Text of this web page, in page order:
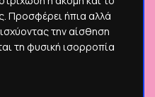
Προσφέρει ήπια αλλά
την αίσθηση
τη φυσική ισορροπία